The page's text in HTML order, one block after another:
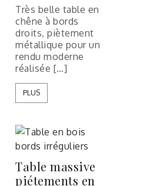
Très belle table en
chêne à bords
droits, piètement
métallique pour un
rendu moderne
réalisée […]
PLUS
Table massive
piétements en